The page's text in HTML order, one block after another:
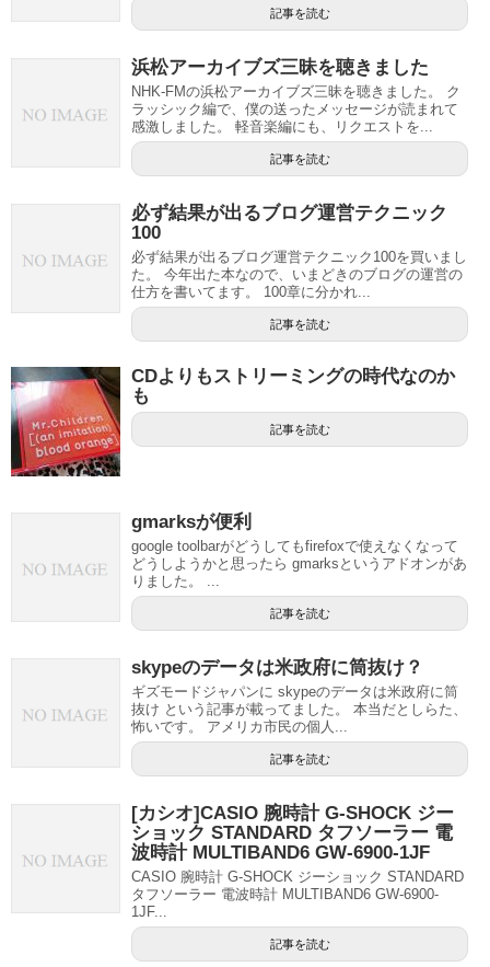
記事を読む
浜松アーカイブズ三昧を聴きました
NHK-FMの浜松アーカイブズ三昧を聴きました。 ク
ラッシック編で、僕の送ったメッセージが読まれて
感激しました。 軽音楽編にも、リクエストを...
記事を読む
必ず結果が出るブログ運営テクニック
100
必ず結果が出るブログ運営テクニック100を買いまし
た。 今年出た本なので、いまどきのブログの運営の
仕方を書いてます。 100章に分かれ...
記事を読む
CDよりもストリーミングの時代なのか
も
記事を読む
gmarksが便利
google toolbarがどうしてもfirefoxで使えなくなって
どうしようかと思ったら gmarksというアドオンがあ
りました。 ...
記事を読む
skypeのデータは米政府に筒抜け？
ギズモードジャパンに skypeのデータは米政府に筒
抜け という記事が載ってました。 本当だとしらた、
怖いです。 アメリカ市民の個人...
記事を読む
[カシオ]CASIO 腕時計 G-SHOCK ジー
ショック STANDARD タフソーラー 電
波時計 MULTIBAND6 GW-6900-1JF
CASIO 腕時計 G-SHOCK ジーショック STANDARD
タフソーラー 電波時計 MULTIBAND6 GW-6900-
1JF...
記事を読む